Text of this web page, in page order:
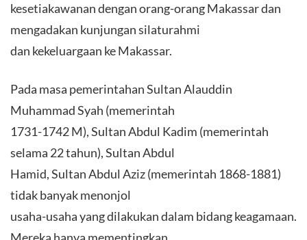
kesetiakawanan dengan orang-orang Makassar dan
mengadakan kunjungan silaturahmi
dan kekeluargaan ke Makassar.
Pada masa pemerintahan Sultan Alauddin
Muhammad Syah (memerintah
1731-1742 M), Sultan Abdul Kadim (memerintah
selama 22 tahun), Sultan Abdul
Hamid, Sultan Abdul Aziz (memerintah 1868-1881)
tidak banyak menonjol
usaha-usaha yang dilakukan dalam bidang keagamaan.